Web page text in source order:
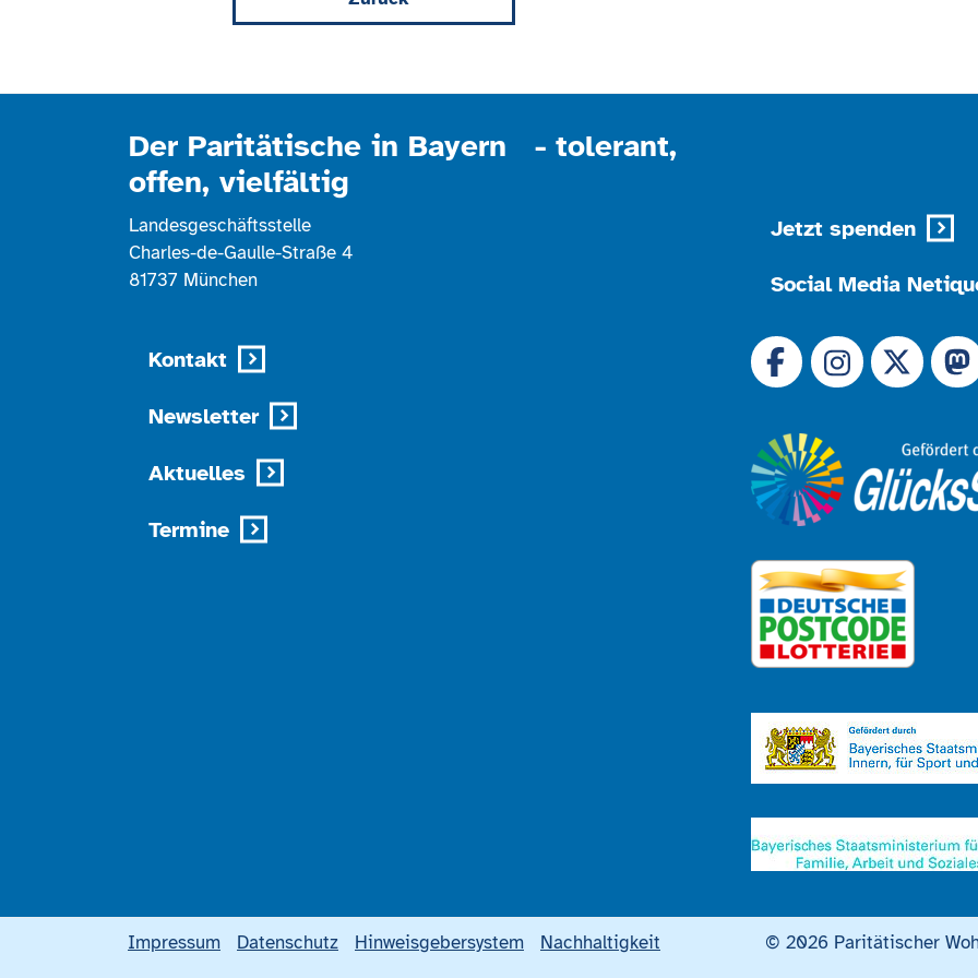
Der Paritätische in Bayern - tolerant,
offen, vielfältig
Landesgeschäftsstelle
Charles-de-Gaulle-Straße 4
81737 München
Kontakt
Newsletter
Aktuelles
Termine
Jetzt spenden
Social Media
Link
Impressum Datenschutz Hinweisgebersystem Nachhaltigkeit © 2026 Paritätischer